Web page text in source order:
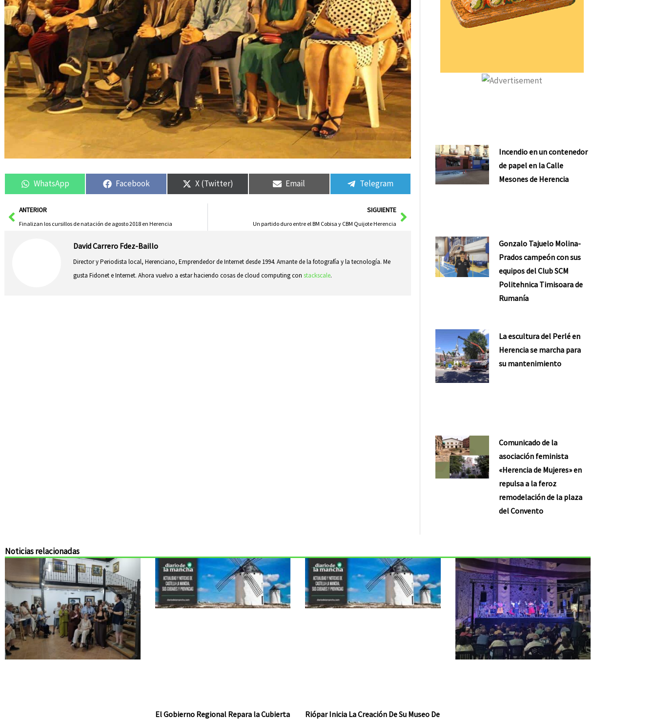
WhatsApp Facebook X (Twitter) Email Telegram
AntANTERIOR
Finalizan los cursillos de natación de agosto 2018 en Herencia
SIGUIENTE
Un partido duro entre el BM Cobisa y CBM Quijote Herencia
Siguiente
David Carrero Fdez-Baillo
Director y Periodista local, Herenciano, Emprendedor de Internet desde 1994. Amante de la fotografía y la tecnología. Me
gusta Fidonet e Internet. Ahora vuelvo a estar haciendo cosas de cloud computing constackscale.
Incendio en un contenedor
de papel en la Calle
Mesones de Herencia
Gonzalo Tajuelo Molina-
Prados campeón con sus
equipos del Club SCM
Politehnica Timisoara de
Rumanía
La escultura del Perlé en
Herencia se marcha para
su mantenimiento
Comunicado de la
asociación feminista
«Herencia de Mujeres» en
repulsa a la feroz
remodelación de la plaza
del Convento
Noticias relacionadas
El Gobierno Regional Repara la Cubierta Riópar Inicia La Creación De Su Museo De